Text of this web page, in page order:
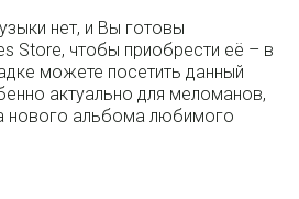
нет, и Вы готовы
Store, чтобы приобрести её – в
можете посетить данный
актуально для меломанов,
нового альбома любимого